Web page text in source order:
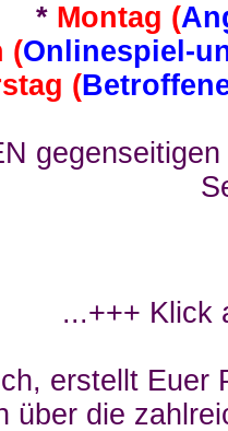
* Montag (
(Onlinespiel-
(
...+++ Klick
erstellt Euer
über die